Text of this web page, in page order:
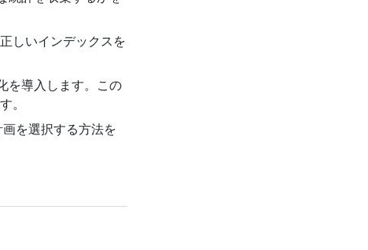
しいインデックスを
を導入します。この
。
を選択する方法を